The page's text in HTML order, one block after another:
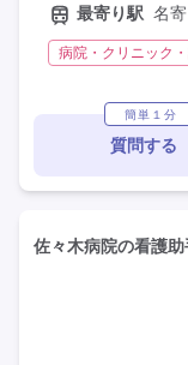
最寄り駅 名
病院・クリニック
残業月
社会保険完備
簡単１分
質問する
佐々木病院の看護